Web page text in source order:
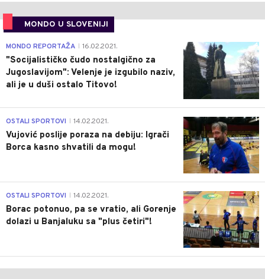
MONDO U SLOVENIJI
4
MONDO REPORTAŽA 16.02.2021.
"Socijalističko čudo nostalgično za
Jugoslavijom": Velenje je izgubilo naziv,
ali je u duši ostalo Titovo!
1
OSTALI SPORTOVI 14.02.2021.
Vujović poslije poraza na debiju: Igrači
Borca kasno shvatili da mogu!
3
OSTALI SPORTOVI 14.02.2021.
Borac potonuo, pa se vratio, ali Gorenje
dolazi u Banjaluku sa "plus četiri"!